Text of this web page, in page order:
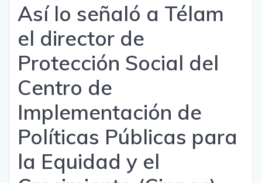
Así lo señaló a Télam
el director de
Protección Social del
Centro de
Implementación de
Políticas Públicas para
la Equidad y el